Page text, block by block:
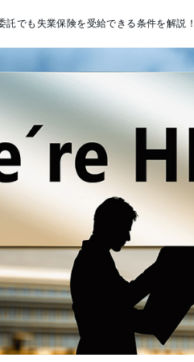
託でも失業保険を受給できる条件を解説